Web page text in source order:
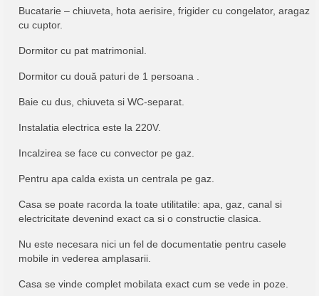
Bucatarie – chiuveta, hota aerisire, frigider cu congelator, aragaz
cu cuptor.
Dormitor cu pat matrimonial.
Dormitor cu două paturi de 1 persoana .
Baie cu dus, chiuveta si WC-separat.
Instalatia electrica este la 220V.
Incalzirea se face cu convector pe gaz.
Pentru apa calda exista un centrala pe gaz.
Casa se poate racorda la toate utilitatile: apa, gaz, canal si
electricitate devenind exact ca si o constructie clasica.
Nu este necesara nici un fel de documentatie pentru casele
mobile in vederea amplasarii.
Casa se vinde complet mobilata exact cum se vede in poze.